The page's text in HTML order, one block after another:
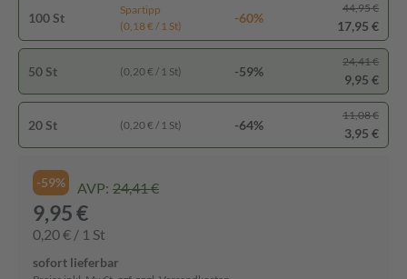
100 St
Spartipp
(0,18 € / 1 St)
-60%
44,95 €
17,95 €
50 St (0,20 € / 1 St) -59%
24,41 €
9,95 €
20 St (0,20 € / 1 St) -64%
11,08 €
3,95 €
-59% AVP: 24,41 €
9,95 €
0,20 € / 1 St
sofort lieferbar